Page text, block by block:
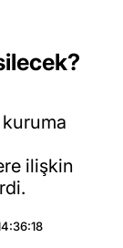
ilişkin